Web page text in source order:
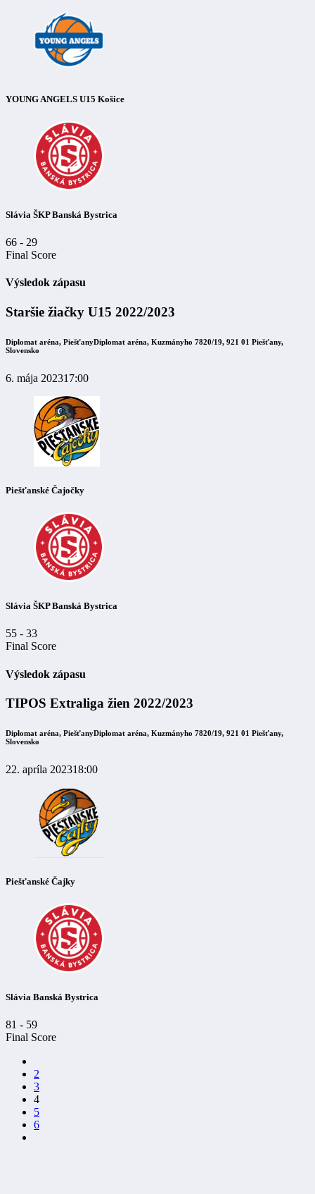
YOUNG ANGELS U15 Košice
Slávia ŠKP Banská Bystrica
66 - 29
Final Score
Výsledok zápasu
Staršie žiačky U15 2022/2023
Diplomat aréna, PiešťanyDiplomat aréna, Kuzmányho 7820/19, 921 01 Piešťany,
Slovensko
6. mája 202317:00
Piešťanské Čajočky
Slávia ŠKP Banská Bystrica
55 - 33
Final Score
Výsledok zápasu
TIPOS Extraliga žien 2022/2023
Diplomat aréna, PiešťanyDiplomat aréna, Kuzmányho 7820/19, 921 01 Piešťany,
Slovensko
22. apríla 202318:00
Piešťanské Čajky
Slávia Banská Bystrica
81 - 59
Final Score
2
3
4
5
6